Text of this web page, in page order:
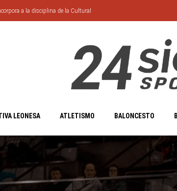
a la disciplina de la Cultural
LEONESA ATLETISMO BALONCESTO